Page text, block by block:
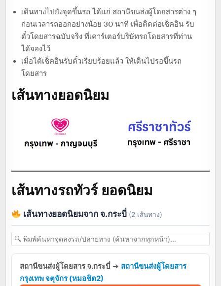
เดินทางไปยังจุดขึ้นรถ ได้แก่ สถานีขนส่งผู้โดยสารต่าง ๆ
ก่อนเวลารถออกอย่างน้อย 30 นาที เพื่อติดต่อเช็คอิน รับ
ตั๋วโดยสารฉบับจริง ที่เคาร์เตอร์บริษัทรถโดยสารที่ท่าน
ได้จองไว้
เมื่อได้เช็คอินรับตั๋วเรียบร้อยแล้ว ให้เดินไปรอขึ้นรถ
โดยสาร
เส้นทางยอดนิยม
เส้นทางรถทัวร์ ยอดนิยม
เส้นทางยอดนิยมจาก จ.กระบี่ (2 เส้นทาง)
สถานีขนส่งผู้โดยสาร จ.กระบี่ ➔ สถานีขนส่งผู้โดยสาร
กรุงเทพ จตุจักร (หมอชิต2)